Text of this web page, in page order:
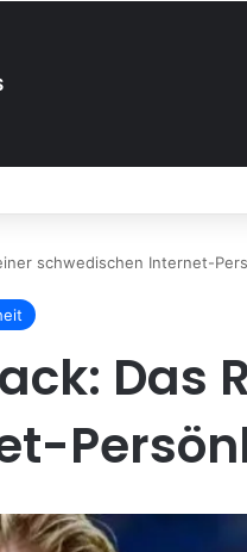
schwedischen Internet-
Das